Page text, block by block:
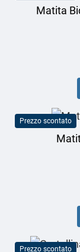
Matita
Prezzo scontato
Prezzo scontato